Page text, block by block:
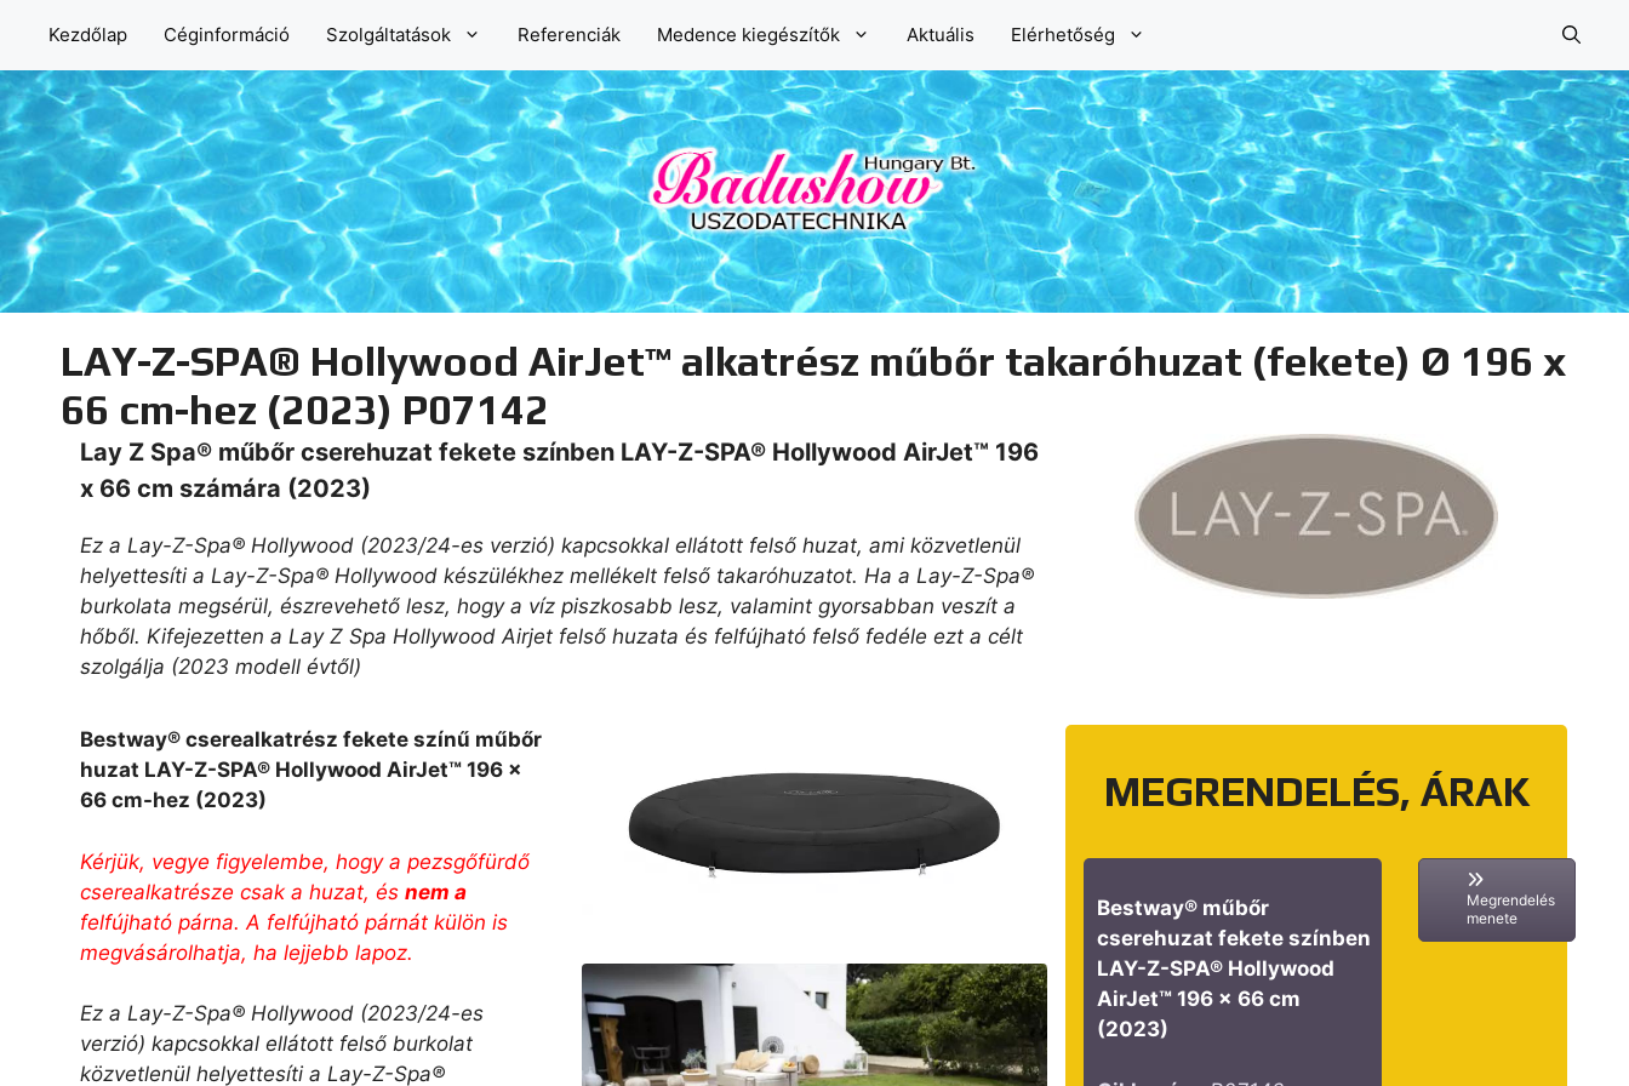
tartalomba
Kezdőlap Céginformáció Szolgáltatások Referenciák Medence kiegészítők Aktuális Elérhetőség
LAY-Z-SPA® Hollywood AirJet™ alkatrész műbőr takaróhuzat (fekete) Ø 196 x
66 cm-hez (2023) P07142
Lay Z Spa® műbőr cserehuzat fekete színben LAY-Z-SPA® Hollywood AirJet™ 196
x 66 cm számára (2023)
Ez a Lay-Z-Spa® Hollywood (2023/24-es verzió) kapcsokkal ellátott felső huzat, ami közvetlenül
helyettesíti a Lay-Z-Spa® Hollywood készülékhez mellékelt felső takaróhuzatot. Ha a Lay-Z-Spa®
burkolata megsérül, észrevehető lesz, hogy a víz piszkosabb lesz, valamint gyorsabban veszít a
hőből. Kifejezetten a Lay Z Spa Hollywood Airjet felső huzata és felfújható felső fedéle ezt a célt
szolgálja (2023 modell évtől)
Bestway® cserealkatrész fekete színű műbőr
huzat LAY-Z-SPA® Hollywood AirJet™ 196 x
66 cm-hez (2023)
Kérjük, vegye figyelembe, hogy a pezsgőfürdő
cserealkatrésze csak a huzat, és nem a
felfújható párna. A felfújható párnát külön is
megvásárolhatja, ha lejjebb lapoz.
Ez a Lay-Z-Spa® Hollywood (2023/24-es
verzió) kapcsokkal ellátott felső burkolat
közvetlenül helyettesíti a Lay-Z-Spa®
MEGRENDELÉS, ÁRAK
Bestway® műbőr
cserehuzat fekete színben
LAY-Z-SPA® Hollywood
AirJet™ 196 x 66 cm
(2023)
Megrendelés
menete